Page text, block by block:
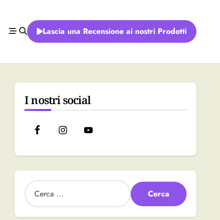
Lascia una Recensione ai nostri Prodotti
I nostri social
R
i
e